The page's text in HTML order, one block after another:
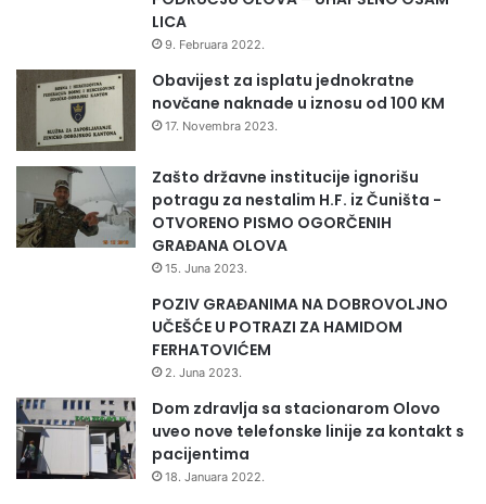
LICA
9. Februara 2022.
Obavijest za isplatu jednokratne
novčane naknade u iznosu od 100 KM
17. Novembra 2023.
Zašto državne institucije ignorišu
potragu za nestalim H.F. iz Čuništa -
OTVORENO PISMO OGORČENIH
GRAĐANA OLOVA
15. Juna 2023.
POZIV GRAĐANIMA NA DOBROVOLJNO
UČEŠĆE U POTRAZI ZA HAMIDOM
FERHATOVIĆEM
2. Juna 2023.
Dom zdravlja sa stacionarom Olovo
uveo nove telefonske linije za kontakt s
pacijentima
18. Januara 2022.